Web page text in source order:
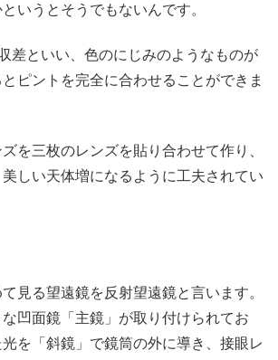
いうとそうでもないんです。
差といい、色のにじみのようなものが
ピントを完全に合わせることができま
を三枚のレンズを貼り合わせて作り、
しい天体増になるように工夫されてい
見る望遠鏡を反射望遠鏡と言います。
凹面鏡「主鏡」が取り付けられてお
を「斜鏡」で鏡筒の外に導き、接眼レ